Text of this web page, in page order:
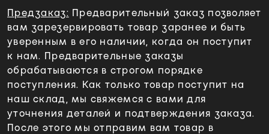
Предзаказ: Предварительный заказ позволяет
вам зарезервировать товар заранее и быть
уверенным в его наличии, когда он поступит
к нам. Предварительные заказы
обрабатываются в строгом порядке
поступления. Как только товар поступит на
наш склад, мы свяжемся с вами для
уточнения деталей и подтверждения заказа.
После этого мы отправим вам товар в